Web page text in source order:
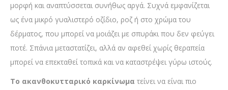
μορφή και αναπτύσσεται συνήθως αργά. Συχνά εμφανίζεται
ως ένα μικρό γυαλιστερό οζίδιο, ροζ ή στο χρώμα του
δέρματος, που μπορεί να μοιάζει με σπυράκι που δεν φεύγει
ποτέ. Σπάνια μεταστατίζει, αλλά αν αφεθεί χωρίς θεραπεία
μπορεί να επεκταθεί τοπικά και να καταστρέψει γύρω ιστούς.
Το ακανθοκυτταρικό καρκίνωμα τείνει να είναι πιο